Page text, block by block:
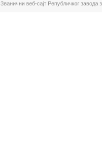
Званични веб-сајт Републичког